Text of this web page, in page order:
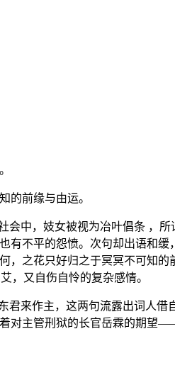
的前缘与由运。
中，妓女被视为冶叶倡条 ，
不平的怨愤。次句却出语和
之花只好归之于冥冥不可知
，又自伤自怜的复杂感情。
来作主，这两句流露出词人
对主管刑狱的长官岳霖的期望